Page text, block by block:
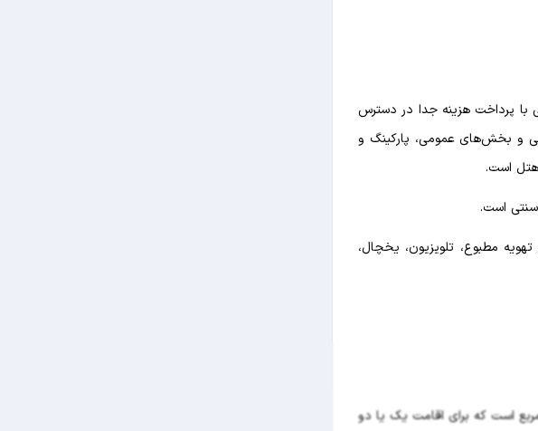
با پرداخت هزینه جدا در دسترس
وای‌فای در لابی و بخش‌های عمومی، پارکینگ‌ و
هتل است.
سنتی است.
که شامل مواردی از قبیل تهویه مطبوع، تلویزیون، یخچال،
تخته، سه تخته و چهار تخته هستند و مساحت معمول اتاق های دو تخته حدود 12 متر مربع است که برای اقامت یک یا دو